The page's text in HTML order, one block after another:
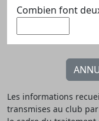
Combien font
Les informations
transmises au club